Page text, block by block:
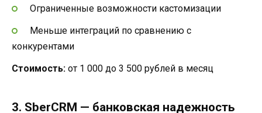
Ограниченные возможности кастомизации
Меньше интеграций по сравнению с
конкурентами
Стоимость: от 1 000 до 3 500 рублей в месяц
3. SberCRM — банковская надежность